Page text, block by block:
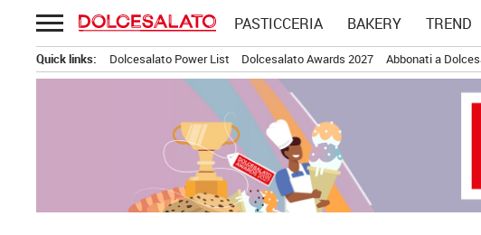
Passa
al
contenuto
PASTICCERIA BAKERY TREND
Quick links: Dolcesalato Power List Dolcesalato Awards 2027 Abbonati a